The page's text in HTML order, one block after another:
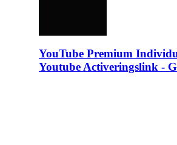
YouTube Premium
Youtube Activeringslink -